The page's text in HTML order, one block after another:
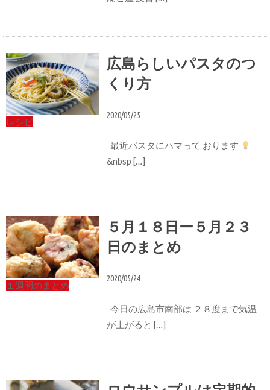
レシピ
広島らしいパスタのつ
くり方
2020/05/25
最近パスタにハマって おります
&nbsp […]
１週間のまとめ
５月１８日ー５月２３
日のまとめ
2020/05/24
今日の広島市南部は ２８度まで気温
が上がると […]